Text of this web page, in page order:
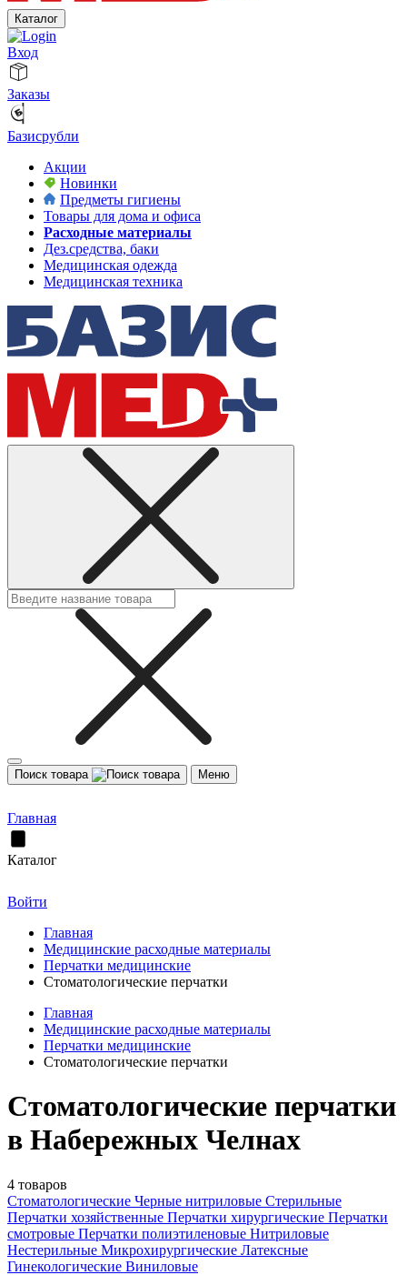
Каталог
Вход
Заказы
Базисрубли
Акции
Новинки
Предметы гигиены
Товары для дома и офиса
Расходные материалы
Дез.средства, баки
Медицинская одежда
Медицинская техника
Поиск товара Меню
Главная
Каталог
Войти
Главная
Медицинские расходные материалы
Перчатки медицинские
Стоматологические перчатки
Главная
Медицинские расходные материалы
Перчатки медицинские
Стоматологические перчатки
Стоматологические перчатки
в Набережных Челнах
4 товаров
Стоматологические Черные нитриловые Стерильные
Перчатки хозяйственные Перчатки хирургические Перчатки
смотровые Перчатки полиэтиленовые Нитриловые
Нестерильные Микрохирургические Латексные
Гинекологические Виниловые